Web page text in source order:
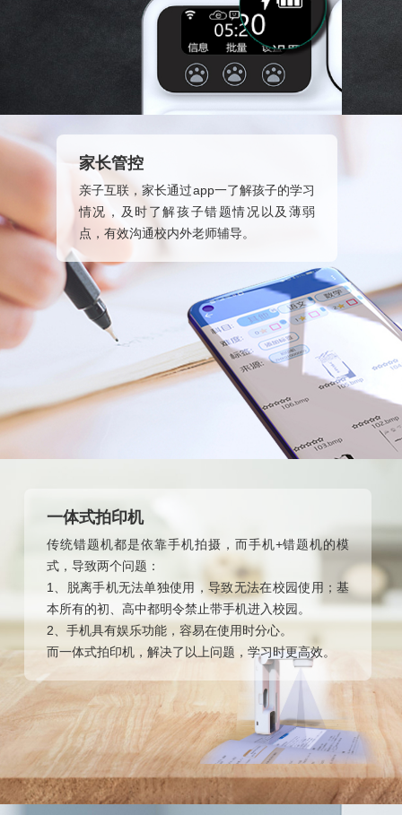
家长管控
亲子互联，家长通过app一了解孩子的学习
情况，及时了解孩子错题情况以及薄弱
点，有效沟通校内外老师辅导。
一体式拍印机
传统错题机都是依靠手机拍摄，而手机+错题机的模
式，导致两个问题：
1、脱离手机无法单独使用，导致无法在校园使用；基
本所有的初、高中都明令禁止带手机进入校园。
2、手机具有娱乐功能，容易在使用时分心。
而一体式拍印机，解决了以上问题，学习时更高效。